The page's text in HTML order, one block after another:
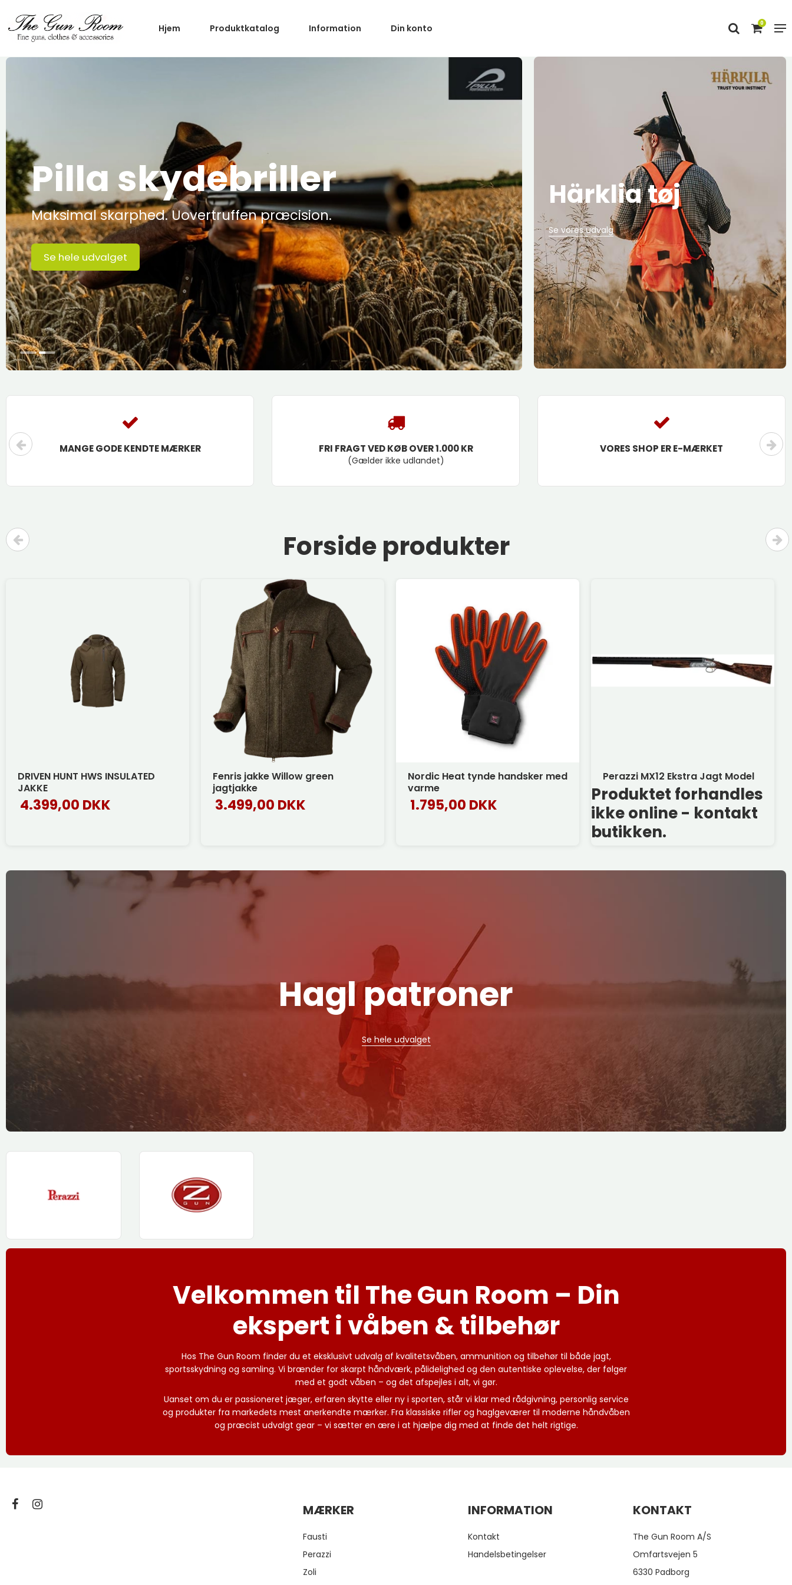
Hjem Produktkatalog Information Din konto 0
Pilla skydebriller
Maksimal skarphed. Uovertruffen præcision.
Se hele udvalget
Härklia tøj
Se vores udvalg
MANGE GODE KENDTE MÆRKER FRI FRAGT VED KØB OVER 1.000 KR
(Gælder ikke udlandet)
VORES SHOP ER E-MÆRKET
Forside produkter
DRIVEN HUNT HWS INSULATED
JAKKE
4.399,00 DKK
Fenris jakke Willow green
jagtjakke
3.499,00 DKK
Nordic Heat tynde handsker med
varme
1.795,00 DKK
Perazzi MX12 Ekstra Jagt Model
Produktet forhandles
ikke online - kontakt
butikken.
Hagl patroner
Se hele udvalget
Velkommen til The Gun Room – Din
ekspert i våben & tilbehør
Hos The Gun Room finder du et eksklusivt udvalg af kvalitetsvåben, ammunition og tilbehør til både jagt,
sportsskydning og samling. Vi brænder for skarpt håndværk, pålidelighed og den autentiske oplevelse, der følger
med et godt våben – og det afspejles i alt, vi gør.
Uanset om du er passioneret jæger, erfaren skytte eller ny i sporten, står vi klar med rådgivning, personlig service
og produkter fra markedets mest anerkendte mærker. Fra klassiske rifler og haglgeværer til moderne håndvåben
og præcist udvalgt gear – vi sætter en ære i at hjælpe dig med at finde det helt rigtige.
MÆRKER
Fausti
Perazzi
Zoli
INFORMATION
Kontakt
Handelsbetingelser
KONTAKT
The Gun Room A/S
Omfartsvejen 5
6330 Padborg